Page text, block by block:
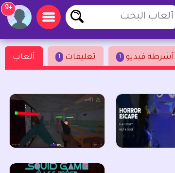
+9
ألعاب 1 تعليقات 1 أشرطة فيديو